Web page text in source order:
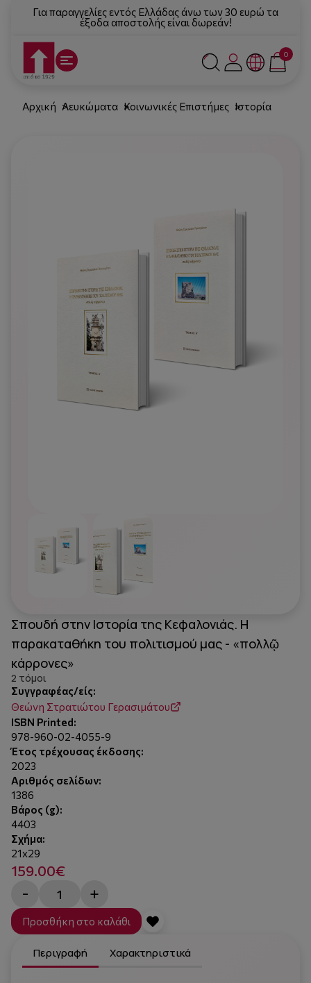
Για παραγγελίες εντός Ελλάδας άνω των 30 ευρώ τα
έξοδα αποστολής είναι δωρεάν!
0
Αρχική Λευκώματα Κοινωνικές Επιστήμες Ιστορία
Σπουδή στην Ιστορία της Κεφαλονιάς. Η
παρακαταθήκη του πολιτισμού μας - «πολλῷ
κάρρονες»
2 τόμοι
Συγγραφέας/είς:
Θεώνη Στρατιώτου Γερασιµάτου
ISBN Printed:
978-960-02-4055-9
Έτος τρέχουσας έκδοσης:
2023
Αριθμός σελίδων:
1386
Βάρος (g):
4403
Σχήμα:
21x29
159.00€
- +
Προσθήκη στο καλάθι
Περιγραφή Χαρακτηριστικά